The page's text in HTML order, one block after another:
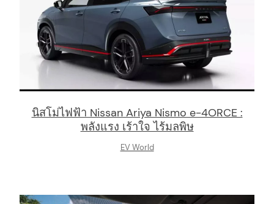
นิสโม่ไฟฟ้า Nissan Ariya Nismo e-4ORCE :
พลังแรง เร้าใจ ไร้มลพิษ
EV World